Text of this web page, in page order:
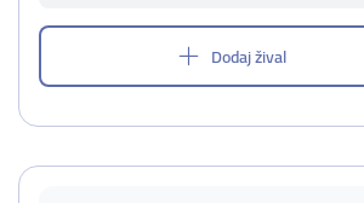
Dodaj žival